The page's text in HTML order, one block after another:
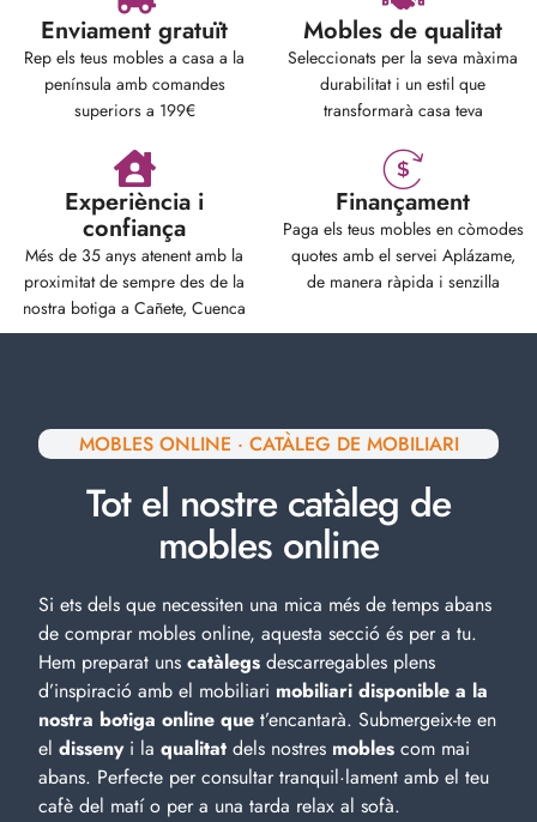
Enviament gratuït
Rep els teus mobles a casa a la
península amb comandes
superiors a 199€
Mobles de qualitat
Seleccionats per la seva màxima
durabilitat i un estil que
transformarà casa teva
Experiència i
confiança
Més de 35 anys atenent amb la
proximitat de sempre des de la
nostra botiga a Cañete, Cuenca
Finançament
Paga els teus mobles en còmodes
quotes amb el servei Aplázame,
de manera ràpida i senzilla
MOBLES ONLINE · CATÀLEG DE MOBILIARI
Tot el nostre catàleg de
mobles online
Si ets dels que necessiten una mica més de temps abans
de comprar mobles online, aquesta secció és per a tu.
Hem preparat uns catàlegs descarregables plens
d’inspiració amb el mobiliari mobiliari disponible a la
nostra botiga online que t’encantarà. Submergeix-te en
el dissenyi la qualitat dels nostres mobles com mai
abans. Perfecte per consultar tranquil·lament amb el teu
cafè del matí o per a una tarda relax al sofà.